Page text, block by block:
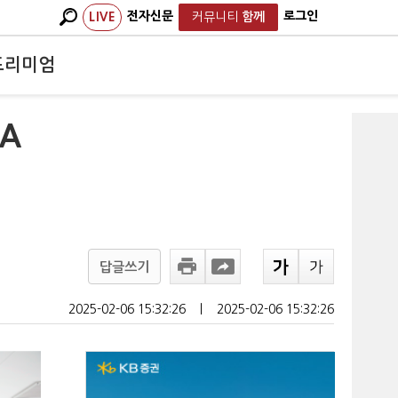
LIVE 전자신문 커뮤니티 함께 로그인
리미엄
답글쓰기
2025-02-06 15:32:26 2025-02-06 15:32:26